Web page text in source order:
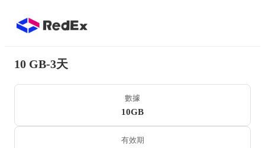
10 GB-3天
數據
10GB
有效期